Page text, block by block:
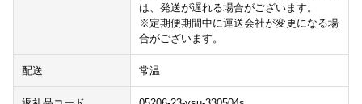
は、発送が遅れる場合がございます。
※定期便期間中に運送会社が変更になる場
合がございます。
配送 常温